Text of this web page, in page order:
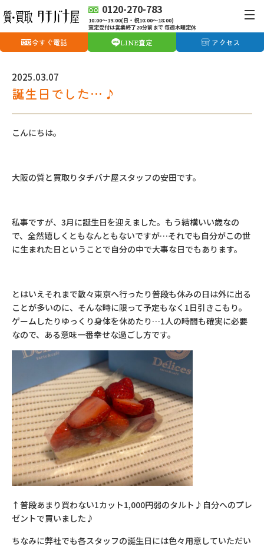
0120-270-783
10:00〜19:00(日・祝10:00〜18:00)
査定受付は営業終了20分前まで 毎週木曜定休
今すぐ電話 LINE査定 アクセス
2025.03.07
誕生日でした…♪
こんにちは。
大阪の質と買取りタチバナ屋スタッフの安田です。
私事ですが、3月に誕生日を迎えました。もう結構いい歳なの
で、全然嬉しくともなんともないですが…それでも自分がこの世
に生まれた日ということで自分の中で大事な日でもあります。
とはいえそれまで散々東京へ行ったり普段も休みの日は外に出る
ことが多いのに、そんな時に限って予定もなく1日引きこもり。
ゲームしたりゆっくり身体を休めたり…1人の時間も確実に必要
なので、ある意味一番幸せな過ごし方です。
↑普段あまり買わない1カット1,000円弱のタルト♪自分へのプレ
ゼントで買いました♪
ちなみに弊社でも各スタッフの誕生日には色々用意していただい